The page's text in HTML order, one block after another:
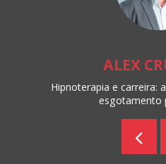
ALEX
Hipnoterapia e carreira:
esgotamento